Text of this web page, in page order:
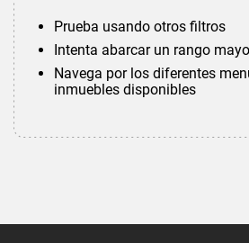
Prueba usando otros filtros
Intenta abarcar un rango
Navega por los diferentes
inmuebles disponibles